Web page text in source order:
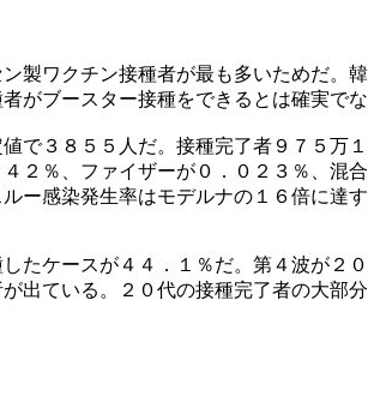
製ワクチン接種者が最も多いためだ。
がブースター接種をできるとは確実でな
で３８５５人だ。接種完了者９７５万
２％、ファイザーが０．０２３％、混
ー感染発生率はモデルナの１６倍に達す
たケースが４４．１％だ。第４波が２
出ている。２０代の接種完了者の大部